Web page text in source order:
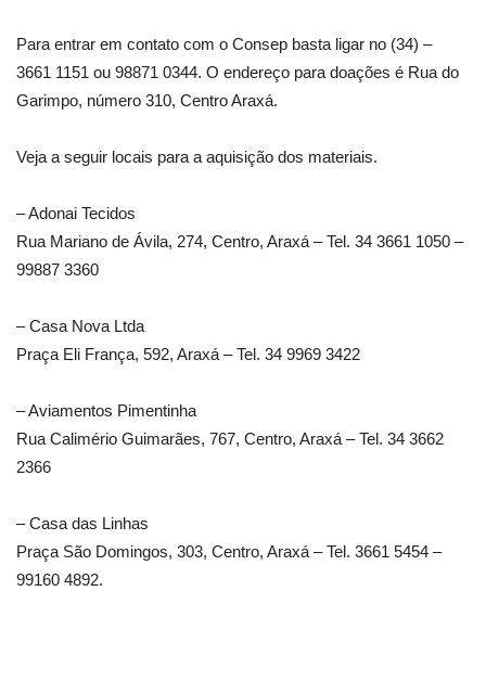
Para entrar em contato com o Consep basta ligar no (34) –
3661 1151 ou 98871 0344. O endereço para doações é Rua do
Garimpo, número 310, Centro Araxá.
Veja a seguir locais para a aquisição dos materiais.
– Adonai Tecidos
Rua Mariano de Ávila, 274, Centro, Araxá – Tel. 34 3661 1050 –
99887 3360
– Casa Nova Ltda
Praça Eli França, 592, Araxá – Tel. 34 9969 3422
– Aviamentos Pimentinha
Rua Calimério Guimarães, 767, Centro, Araxá – Tel. 34 3662
2366
– Casa das Linhas
Praça São Domingos, 303, Centro, Araxá – Tel. 3661 5454 –
99160 4892.